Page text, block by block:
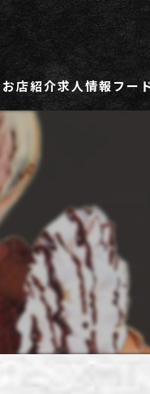
お店紹介
わいずふじみ野店
わいず熊谷店
わいず春日部店
わいず三芳店
わいず東川口店
求人情報
パート・ア
フー